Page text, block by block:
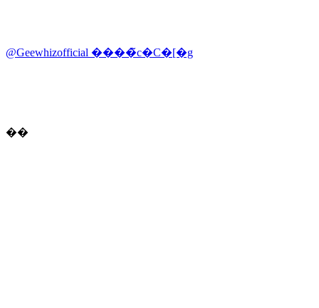
@Geewhizofficial ����̃c�C�[�g
��